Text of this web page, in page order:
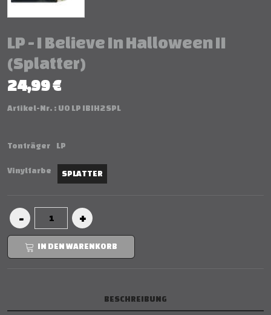
LP - I Believe In Halloween II
(Splatter)
24,99 €
Artikel-Nr. : UO LP IBIH2 SPL
Tonträger LP
Vinylfarbe SPLATTER
IN DEN WARENKORB
BESCHREIBUNG